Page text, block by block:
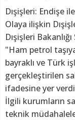
Dışişleri: Endişe
Olaya ilişkin
Dışişleri
"Ham petrol
bayraklı ve Türk
gerçekleştirilen
ifadesine yer
İlgili kurumların
teknik